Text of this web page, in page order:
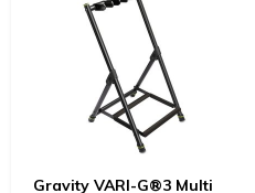
Gravity VARI-G®3 Multi